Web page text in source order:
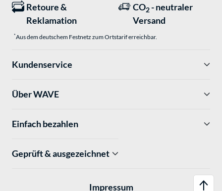
Retoure &
Reklamation
CO2 - neutraler
Versand
*Aus dem deutschem Festnetz zum Ortstarif erreichbar.
Kundenservice
Über WAVE
Einfach bezahlen
Geprüft & ausgezeichnet
Impressum